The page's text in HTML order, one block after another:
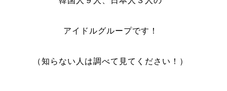
アイドルグループです！
（知らない人は調べて見てください！）